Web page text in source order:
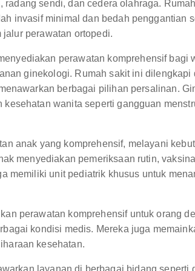
sendi, dan cedera olahraga.
invasif minimal dan bedah penggantian
perawatan ortopedi.
perawatan komprehensif bagi
ginekologi. Rumah sakit ini dilengkapi
berbagai pilihan persalinan.
wanita seperti gangguan
anak yang komprehensif, melayani
menyediakan pemeriksaan rutin,
memiliki unit pediatrik khusus untuk
perawatan komprehensif untuk orang
kondisi medis. Mereka juga
kesehatan.
layanan di berbagai bidang seperti